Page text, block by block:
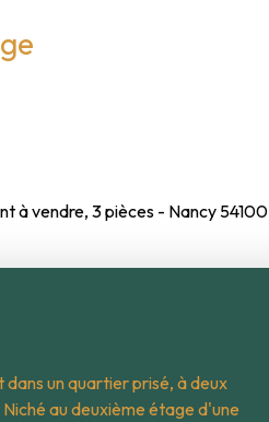
à vendre, 3 pièces - Nancy 54100
un quartier prisé, à deux
au deuxième étage d'une